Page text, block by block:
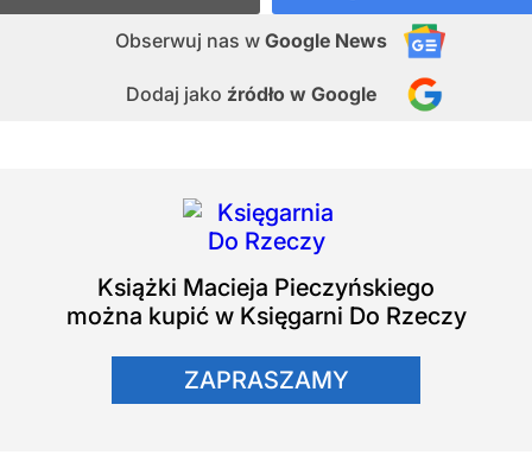
Obserwuj nas w Google News
Dodaj jako źródło w Google
Książki Macieja Pieczyńskiego
można kupić w Księgarni Do Rzeczy
ZAPRASZAMY